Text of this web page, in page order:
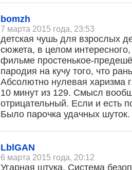
bomzh
7 марта 2015 года, 23:53
детская чушь для взрослых
сюжета, в целом
фильме простенькое-
пародия на кучу того, что
Абсолютно нулевая харизма
10 минут из 129. Смысл
отрицательный. Если и есть
Было парочка удачных
LblGAN
6 марта 2015 года, 20:12
Угарная штука. Система